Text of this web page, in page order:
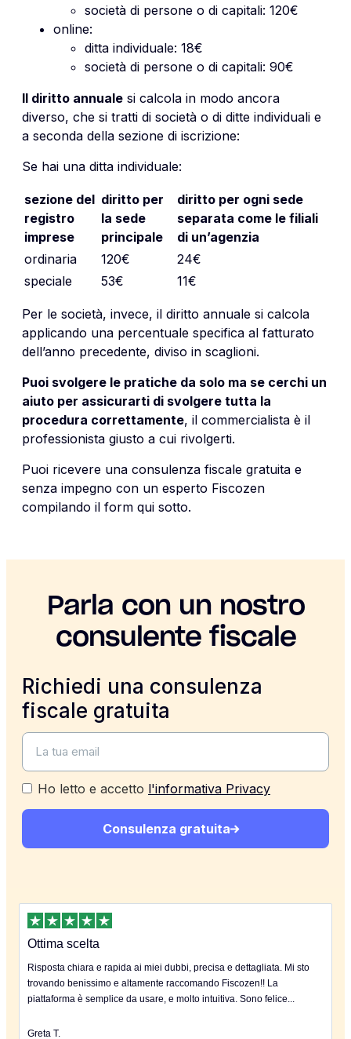
società di persone o di capitali: 120€
online:
ditta individuale: 18€
società di persone o di capitali: 90€
Il diritto annuale si calcola in modo ancora
diverso, che si tratti di società o di ditte individuali e
a seconda della sezione di iscrizione:
Se hai una ditta individuale:
sezione del
registro
imprese
diritto per
la sede
principale
diritto per ogni sede
separata come le filiali
di un’agenzia
ordinaria
120€
24€
speciale
53€ 11€
Per le società, invece, il diritto annuale si calcola
applicando una percentuale specifica al fatturato
dell’anno precedente, diviso in scaglioni.
Puoi svolgere le pratiche da solo ma se cerchi un
aiuto per assicurarti di svolgere tutta la
procedura correttamente, il commercialista è il
professionista giusto a cui rivolgerti.
Puoi ricevere una consulenza fiscale gratuita e
senza impegno con un esperto Fiscozen
compilando il form qui sotto.
Parla con un nostro
consulente fiscale
Richiedi una consulenza
fiscale gratuita
Ho letto e accetto l'informativa Privacy
Consulenza gratuita
Ottima scelta
Risposta chiara e rapida ai miei dubbi, precisa e dettagliata. Mi sto
trovando benissimo e altamente raccomando Fiscozen!! La
piattaforma è semplice da usare, e molto intuitiva. Sono felice...
Greta T.